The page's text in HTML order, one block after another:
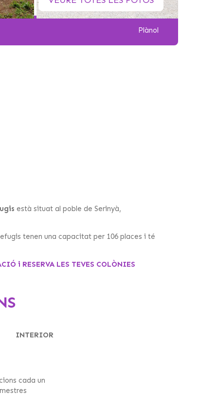
Plànol
està situat al poble de Serinyà,
tenen una capacitat per 106 places i té
i RESERVA LES TEVES COLÒNIES
INTERIOR
cada un